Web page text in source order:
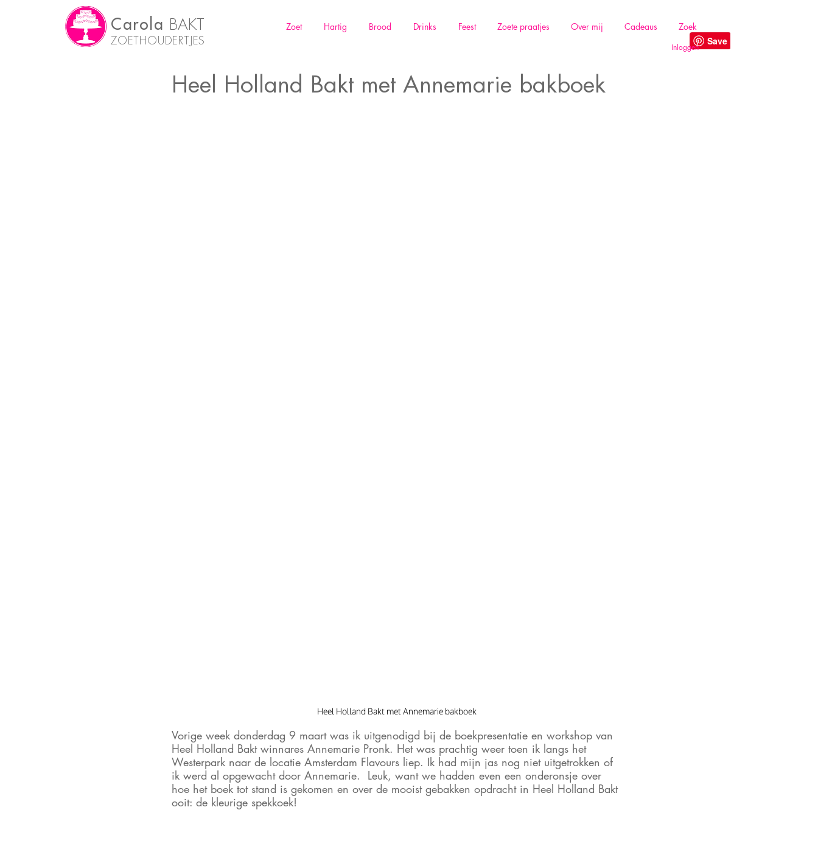
Carola BAKT
ZOETHOUDERTJES
Zoet Hartig Brood Drinks Feest Zoete praatjes Over mij Cadeaus Zoek
Inloggen
Heel Holland Bakt met Annemarie bakboek
Heel Holland Bakt met Annemarie bakboek
Vorige week donderdag 9 maart was ik uitgenodigd bij de boekpresentatie en workshop van
Heel Holland Bakt winnares Annemarie Pronk. Het was prachtig weer toen ik langs het
Westerpark naar de locatie Amsterdam Flavours liep. Ik had mijn jas nog niet uitgetrokken of
ik werd al opgewacht door Annemarie.  Leuk, want we hadden even een onderonsje over
hoe het boek tot stand is gekomen en over de mooist gebakken opdracht in Heel Holland Bakt
ooit: de kleurige spekkoek!